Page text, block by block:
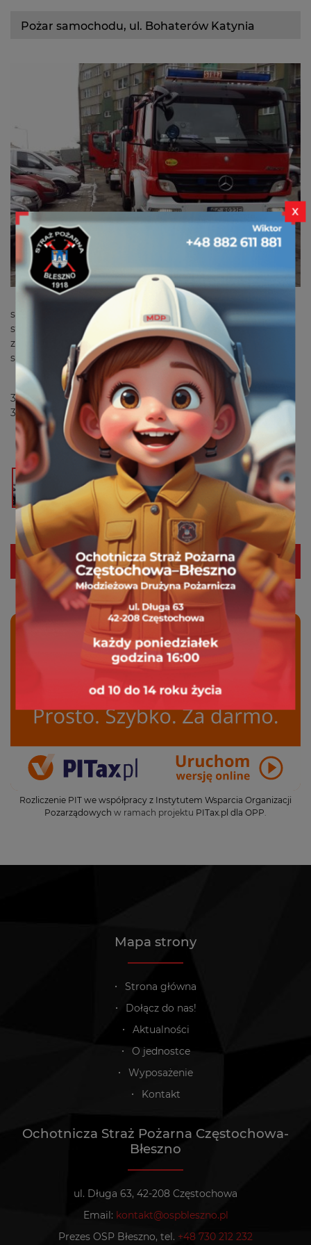
Pożar samochodu, ul. Bohaterów Katynia
Dzisiaj o 13:12 zostaliśmy zadysponowani do pożaru
samochodu przy ulicy Bohaterów Katynia.Po dojeździe
stwierdzono brak oznak pożaru, według zgłaszającej
zadymienie i swąd spalenizny powstały podczas odpalania
samochodu.
SiŚ:
351-21 JRG 1
359-01 OSP Błeszno
Następny Poprzedni
Rozliczenie PIT we współpracy z Instytutem Wsparcia Organizacji
Pozarządowych w ramach projektu PITax.pl dla OPP
Mapa strony
Strona główna
Dołącz do nas!
Aktualności
O jednostce
Wyposażenie
Kontakt
Ochotnicza Straż Pożarna Częstochowa-
Błeszno
ul. Długa 63, 42-208 Częstochowa
Email: kontakt@ospbleszno.pl
Prezes OSP Błeszno, tel. +48 730 212 232
X